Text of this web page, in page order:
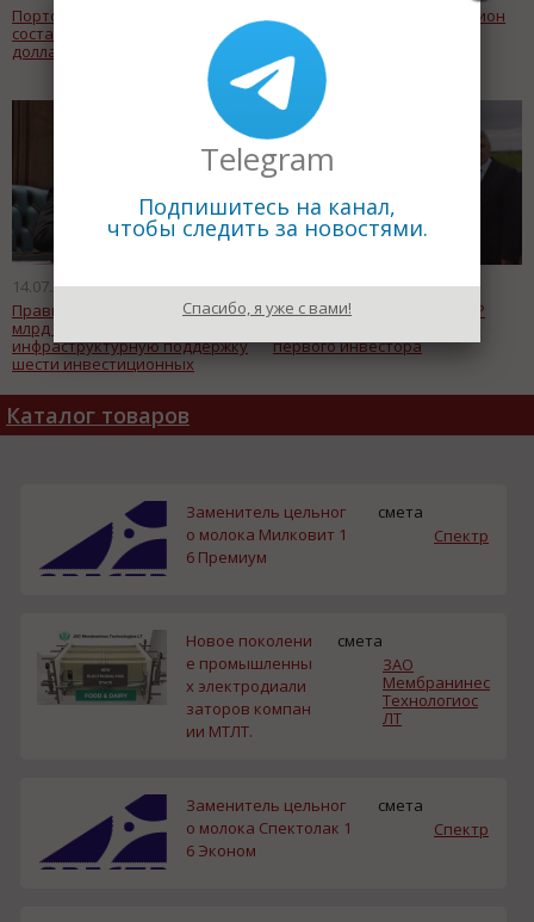
Портфель заказов Росатома
составляет 300 миллиардов
долларов
На ММК потратят 261 миллион
рублей для экономии
энергоресурсов
14.07.2015
Правительство выделило 13,8
млрд рублей на
инфраструктурную поддержку
шести инвестиционных
09.07.2015
На площадке Ракитное ТОР
первого инвестора
Каталог товаров
Заменитель цельног
о молока Милковит 1
6 Премиум
смета
Спектр
Новое поколени
е промышленны
х электродиали
заторов компан
ии МТЛТ.
смета
ЗАО
Мембранинес
Технологиос
ЛТ
Заменитель цельног
о молока Спектолак 1
6 Эконом
смета
Спектр
Telegram
Подпишитесь на канал,
чтобы следить за новостями.
Спасибо, я уже с вами!